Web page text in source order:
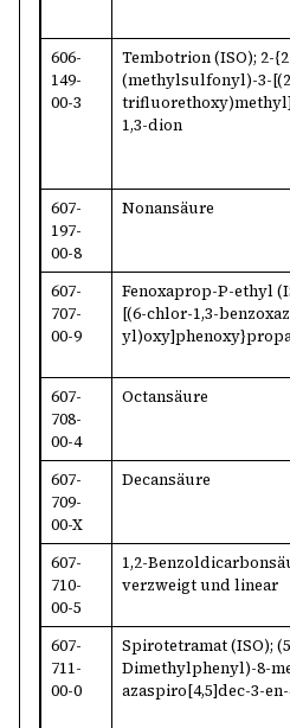
606-
149-
00-3
Tembotrion (ISO); 2-
(methylsulfonyl)-3-
1,3-dion
607-
197-
00-8
Nonansäure
607-
707-
00-9
Fenoxaprop-P-ethyl
[(6-chlor-1,3-
607-
708-
00-4
Octansäure
607-
709-
00-X
Decansäure
607-
710-
00-5
1,2-
verzweigt und linear
607-
711-
00-0
Spirotetramat (ISO);
Dimethylphenyl)-8-
azaspiro[4,5]dec-3-